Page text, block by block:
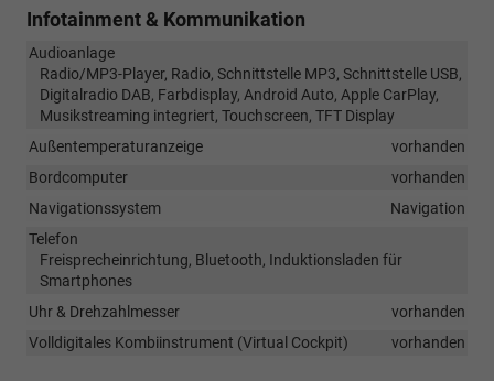
Infotainment & Kommunikation
Audioanlage
Radio/MP3-Player, Radio, Schnittstelle MP3, Schnittstelle USB,
Digitalradio DAB, Farbdisplay, Android Auto, Apple CarPlay,
Musikstreaming integriert, Touchscreen, TFT Display
Außentemperaturanzeige
vorhanden
Bordcomputer
vorhanden
Navigationssystem
Navigation
Telefon
Freisprecheinrichtung, Bluetooth, Induktionsladen für
Smartphones
Uhr & Drehzahlmesser
vorhanden
Volldigitales Kombiinstrument (Virtual Cockpit)
vorhanden